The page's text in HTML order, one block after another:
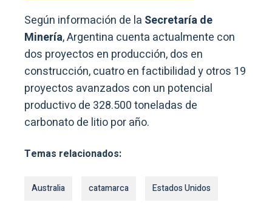
Según información de la Secretaría de
Minería, Argentina cuenta actualmente con
dos proyectos en producción, dos en
construcción, cuatro en factibilidad y otros 19
proyectos avanzados con un potencial
productivo de 328.500 toneladas de
carbonato de litio por año.
Temas relacionados:
Australia catamarca Estados Unidos